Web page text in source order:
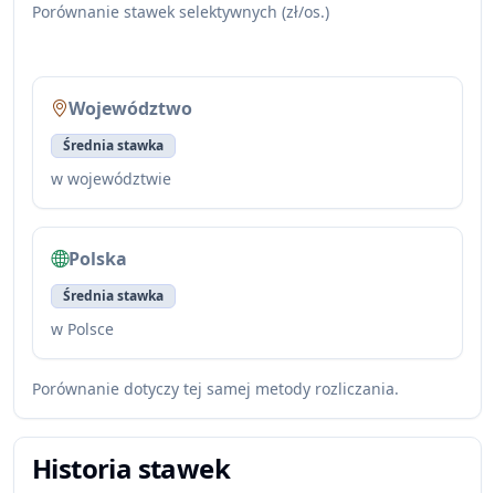
Porównanie stawek selektywnych (zł/os.)
Województwo
Średnia stawka
w województwie
Polska
Średnia stawka
w Polsce
Porównanie dotyczy tej samej metody rozliczania.
Historia stawek